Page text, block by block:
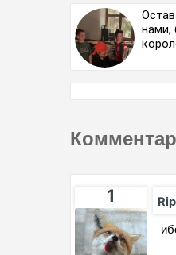
нами,
1